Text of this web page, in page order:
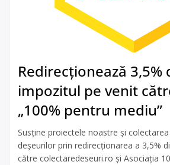
Redirecționează 3,5%
impozitul pe venit
„100% pentru mediu”
Susține proiectele noastre și
deșeurilor prin redirecționarea a 3,5%
către colectaredeseuri.ro și Asociația